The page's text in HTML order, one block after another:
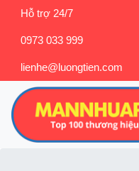
Hỗ trợ 24/7
0973 033 999
lienhe@luongtien.com